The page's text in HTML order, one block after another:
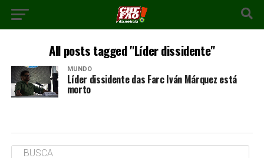
All posts tagged "Líder dissidente"
MUNDO
Líder dissidente das Farc Iván Márquez está
morto